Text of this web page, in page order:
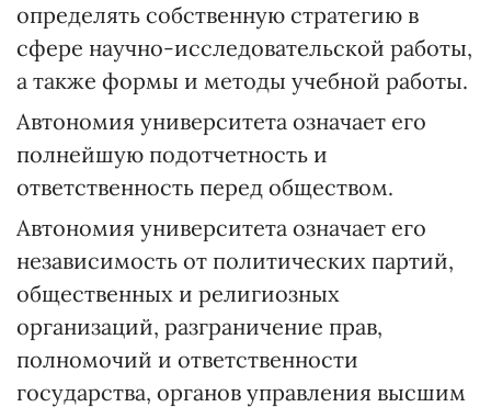
определять собственную стратегию в
сфере научно-исследовательской работы,
а также формы и методы учебной работы.
Автономия университета означает его
полнейшую подотчетность и
ответственность перед обществом.
Автономия университета означает его
независимость от политических партий,
общественных и религиозных
организаций, разграничение прав,
полномочий и ответственности
государства, органов управления высшим